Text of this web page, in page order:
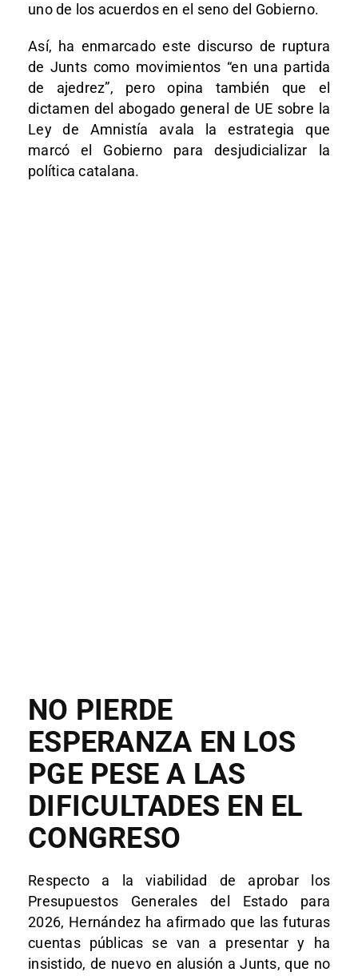
uno de los acuerdos en el seno del Gobierno.
Así, ha enmarcado este discurso de ruptura
de Junts como movimientos “en una partida
de ajedrez”, pero opina también que el
dictamen del abogado general de UE sobre la
Ley de Amnistía avala la estrategia que
marcó el Gobierno para desjudicializar la
política catalana.
NO PIERDE
ESPERANZA EN LOS
PGE PESE A LAS
DIFICULTADES EN EL
CONGRESO
Respecto a la viabilidad de aprobar los
Presupuestos Generales del Estado para
2026, Hernández ha afirmado que las futuras
cuentas públicas se van a presentar y ha
insistido, de nuevo en alusión a Junts, que no